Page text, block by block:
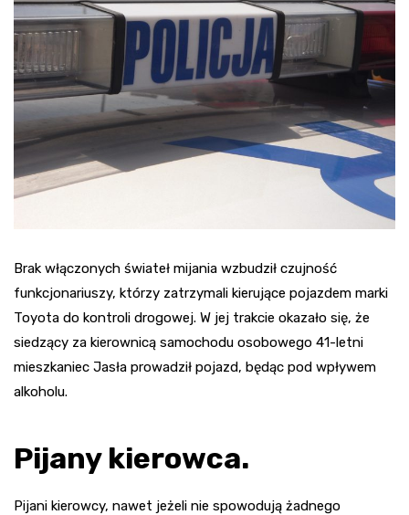
Brak włączonych świateł mijania wzbudził czujność
funkcjonariuszy, którzy zatrzymali kierujące pojazdem marki
Toyota do kontroli drogowej. W jej trakcie okazało się, że
siedzący za kierownicą samochodu osobowego 41-letni
mieszkaniec Jasła prowadził pojazd, będąc pod wpływem
alkoholu.
Pijany kierowca.
Pijani kierowcy, nawet jeżeli nie spowodują żadnego